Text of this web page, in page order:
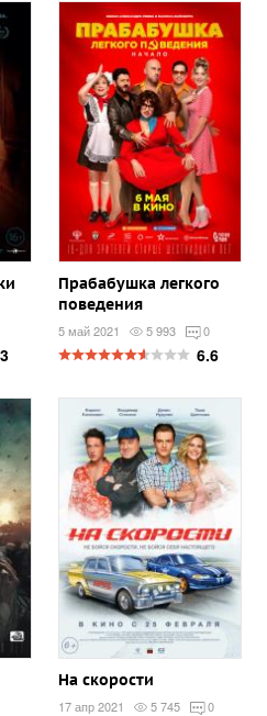
Прабабушка легкого
поведения
5 май 2021 5 993 0
6.6
На скорости
17 апр 2021 5 745 0